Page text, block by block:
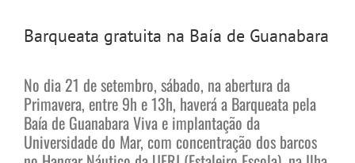
Barqueata gratuita na Baía de Guanabara
No dia 21 de setembro, sábado, na abertura da
Primavera, entre 9h e 13h, haverá a Barqueata pela
Baía de Guanabara Viva e implantação da
Universidade do Mar, com concentração dos barcos